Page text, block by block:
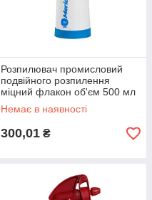
Розпилювач промисловий
подвійного розпилення
міцний флакон об'єм 500 мл
синій Kwazar
Немає в наявності
300,01 ₴